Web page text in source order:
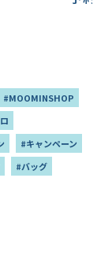
#MOOMINSHOP
#キャンペーン
#バッグ